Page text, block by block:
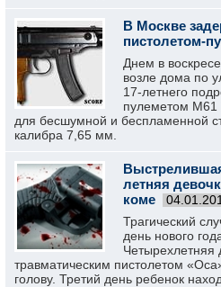
В Москве
пистолетом-
Днем в
возле дома по
17-летнего
пулеметом М61
для бесшумной и беспламенной
калибра 7,65 мм.
летняя
коме
Трагический
день нового
Четырехлетняя
травматическим пистолетом
голову. Третий день ребенок